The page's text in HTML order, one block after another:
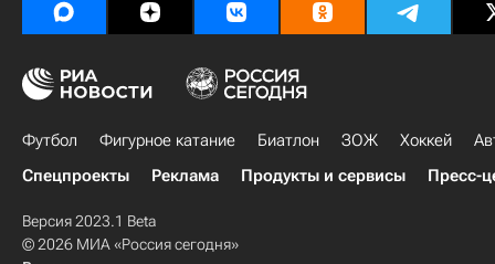
Футбол Фигурное катание Биатлон ЗОЖ Хоккей
Спецпроекты
Реклама Продукты и сервисы Пресс-
Версия 2023.1 Beta
© 2026 МИА «Россия сегодня»